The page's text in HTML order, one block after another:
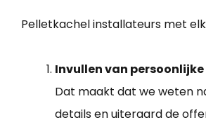
Pelletkachel installateurs met
Invullen van
Dat maakt dat we weten
details en uiteraard de